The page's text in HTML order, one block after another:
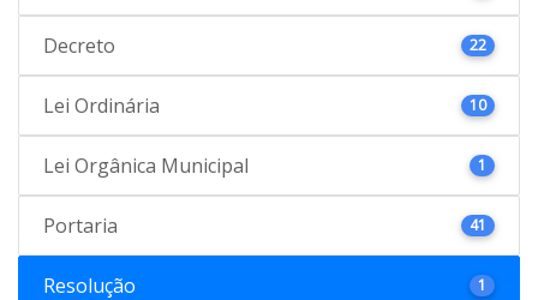
Decreto 22
Lei Ordinária 10
Lei Orgânica Municipal 1
Portaria 41
Resolução 1